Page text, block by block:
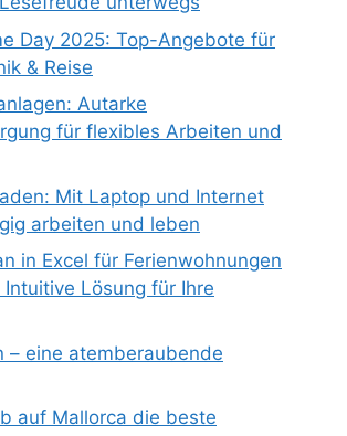
Day 2025: Top-Angebote für
& Reise
Autarke
für flexibles Arbeiten und
Mit Laptop und Internet
arbeiten und leben
in Excel für Ferienwohnungen
Lösung für Ihre
– eine atemberaubende
auf Mallorca die beste